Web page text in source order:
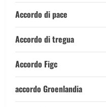
Accordo di pace
Accordo di tregua
Accordo Figc
accordo Groenlandia